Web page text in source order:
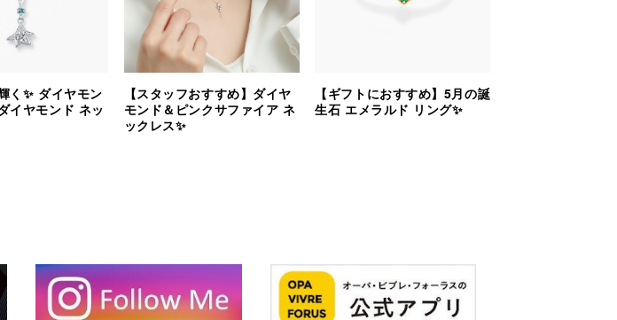
く✨ ダイヤモン
イヤモンド ネッ
【スタッフおすすめ】ダイヤ
モンド＆ピンクサファイア ネ
ックレス✨
【ギフトにおすすめ】5月の誕
生石 エメラルド リング✨